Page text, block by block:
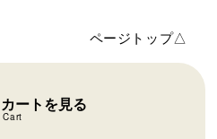
ページトップ△
カートを見る
Cart